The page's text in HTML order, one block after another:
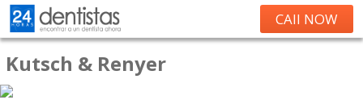
CAll NOW
Kutsch & Renyer